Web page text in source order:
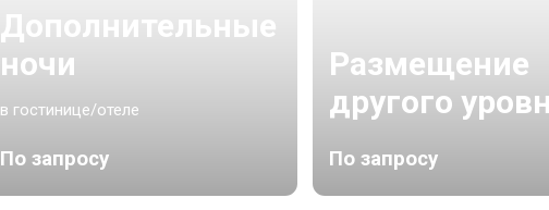
Дополнительные
ночи
в гостинице/отеле
По запросу
Размещение
другого
По запросу